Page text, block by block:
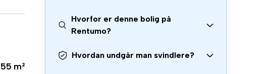
55 m²
Hvorfor er denne bolig på
Rentumo?
Hvordan undgår man svindlere?